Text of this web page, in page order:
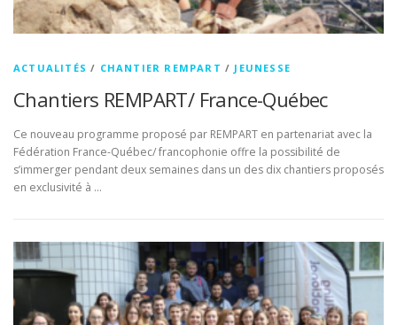
ACTUALITÉS / CHANTIER REMPART / JEUNESSE
Chantiers REMPART/ France-Québec
Ce nouveau programme proposé par REMPART en partenariat avec la
Fédération France-Québec/ francophonie offre la possibilité de
s’immerger pendant deux semaines dans un des dix chantiers proposés
en exclusivité à …